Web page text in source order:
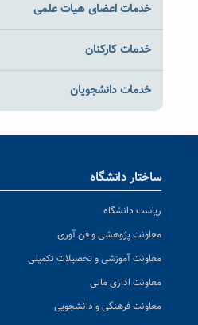
خدمات اعضای هیات علمی
خدمات کارکنان
خدمات دانشجویان
ساختار دانشگاه
ریاست دانشگاه
معاونت پژوهشی و فن آوری
معاونت آموزشی و تحصیلات تکمیلی
معاونت اداری مالی
معاونت فرهنگی و دانشجویی